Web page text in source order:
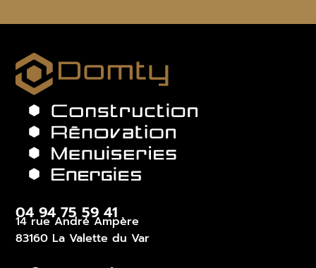
04 94 75 59 41
14 rue André Ampère
83160 La Valette du Var